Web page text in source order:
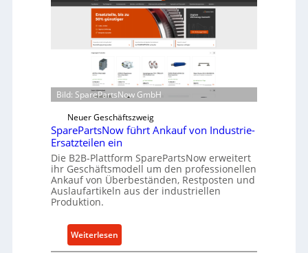
ü
r
i
d
i
r
k
t
e
A
n
t
i
e
l
o
e
n
t
w
i
c
k
e
l
t
-
Bild: SparePartsNow GmbH
Neuer Geschäftszweig
SparePartsNow führt Ankauf von Industrie-
Ersatzteilen ein
Die B2B-Plattform SparePartsNow erweitert
ihr Geschäftsmodell um den professionellen
Ankauf von Überbeständen, Restposten und
Auslaufartikeln aus der industriellen
Produktion.
Weiterlesen
S